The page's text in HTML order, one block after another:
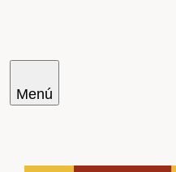
Menú